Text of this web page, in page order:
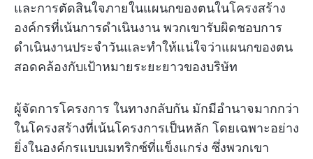
และการตัดสินใจภายในแผนกของตนในโครงสร้าง
องค์กรที่เน้นการดำเนินงาน พวกเขารับผิดชอบการ
ดำเนินงานประจำวันและทำให้แน่ใจว่าแผนกของตน
สอดคล้องกับเป้าหมายระยะยาวของบริษัท
ผู้จัดการโครงการ ในทางกลับกัน มักมีอำนาจมากกว่า
ในโครงสร้างที่เน้นโครงการเป็นหลัก โดยเฉพาะอย่าง
ยิ่งในองค์กรแบบเมทริกซ์ที่แข็งแกร่ง ซึ่งพวกเขา